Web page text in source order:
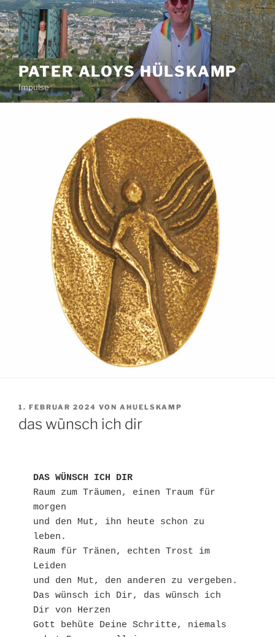
Zum
Inhalt
springen
PATER ALOYS HÜLSKAMP
Impulse
VERÖFFENTLICHT
AM
1. FEBRUAR 2024 VON AHUELSKAMP
das wünsch ich dir
DAS WÜNSCH ICH DIR
Raum zum Träumen, einen Traum für
morgen
und den Mut, ihn heute schon zu
leben.
Raum für Tränen, echten Trost im
Leiden
und den Mut, den anderen zu vergeben.
Das wünsch ich Dir, das wünsch ich
Dir von Herzen
Gott behüte Deine Schritte, niemals